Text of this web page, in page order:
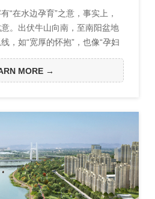
“在水边孕育”之意，事实上，
。出伏牛山向南，至南阳盆地
，如“宽厚的怀抱”，也像“孕妇
般的南阳城。
MORE →